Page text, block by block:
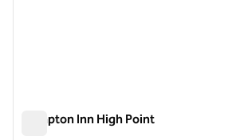
Hampton Inn High Point